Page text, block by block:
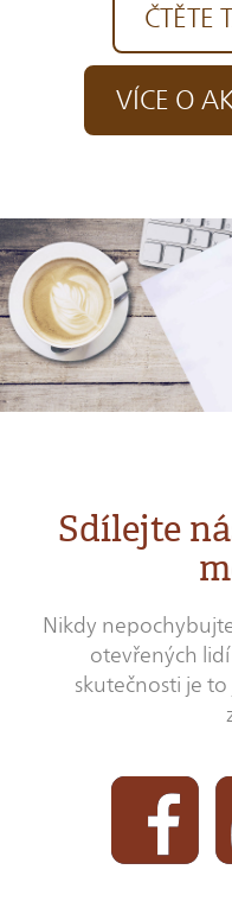
ČTĚTE
VÍCE O
Sdílejte
Nikdy
otevřených
skutečnosti je